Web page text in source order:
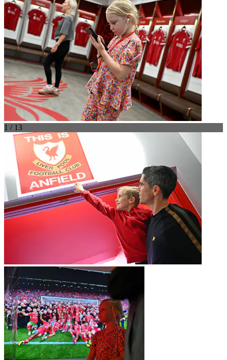
1 / 13